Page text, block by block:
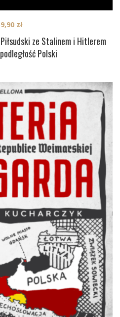
ze Stalinem i Hitlerem
Polski
zł